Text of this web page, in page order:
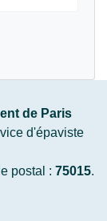
de Paris
d'épaviste
postal : 75015.